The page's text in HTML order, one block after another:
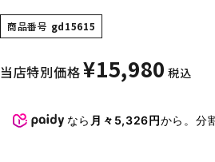
商品番号 gd15615
当店特別価格¥15,980 税込
なら 月々5,326円から。分